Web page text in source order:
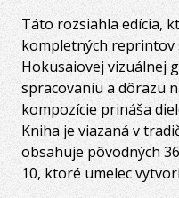
Táto rozsiahla edícia,
kompletných reprintov
Hokusaiovej vizuálnej
spracovaniu a dôrazu
kompozície prináša
Kniha je viazaná v
obsahuje pôvodných
10, ktoré umelec